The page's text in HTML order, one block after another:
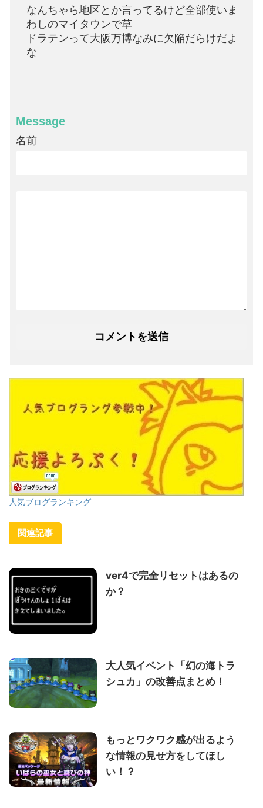
なんちゃら地区とか言ってるけど全部使いま
わしのマイタウンで草
ドラテンって大阪万博なみに欠陥だらけだよ
な
Message
名前
人気ブログランキング
関連記事
ver4で完全リセットはあるの
か？
大人気イベント「幻の海トラ
シュカ」の改善点まとめ！
もっとワクワク感が出るよう
な情報の見せ方をしてほし
い！？